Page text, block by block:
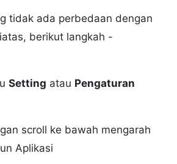
tidak ada perbedaan dengan
berikut langkah -
Setting atau Pengaturan
scroll ke bawah mengarah
Aplikasi